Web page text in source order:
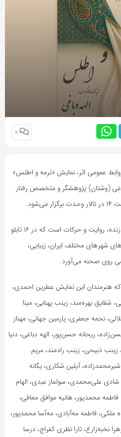
0
عمومی اثر، نمایش «ترمه و اطلس»
(وشتان) پژوهشگر و متخصص رفتار
این اجرا، ترکیبی هنری از موسیقی زنده، روایت و حرکات است که در ۱۶ تابلو
شهرهای مختلف ایران، زیبایی،
روی صحنه می‌آورد.
دارند که هنرمندان این نمایش عطرین احمدی،
شقایق بهره‌مند، زینب پهنابی، مینا
نجمه جعفری، پارمین جهانی، مهناز
ریحانه حسن‌پور، الهه دباغی، دنیا
زینب ذبیحی، زینب رادمند، مریم
آیلین شکاری، یگانه
علی‌محمدی، سولماز عبدی، الهام
فاطمه محمدپور، هانیه موافق معافی،
فاطمه مه‌آبادی، مه‌آسا محمدپور،
نخبه‌زارع، تارا نظری کفراج، درسا